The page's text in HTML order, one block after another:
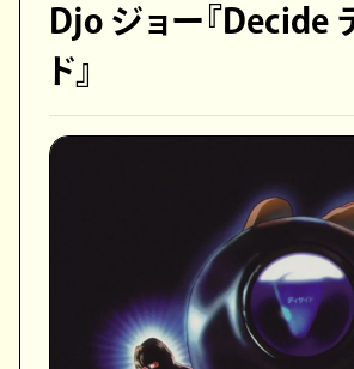
Djo ジョー『Decide
ド』